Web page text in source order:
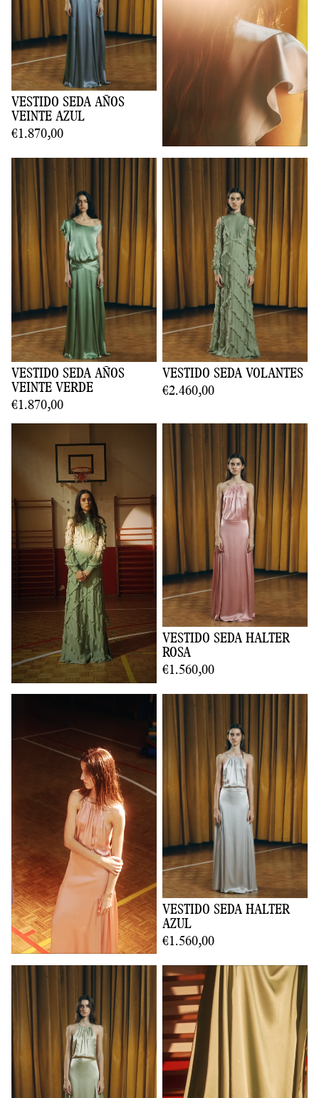
VESTIDO SEDA AÑOS
VEINTE AZUL
€1.870,00
VESTIDO SEDA AÑOS
VEINTE VERDE
€1.870,00
VESTIDO SEDA VOLANTES
€2.460,00
VESTIDO SEDA HALTER
ROSA
€1.560,00
VESTIDO SEDA HALTER
AZUL
€1.560,00